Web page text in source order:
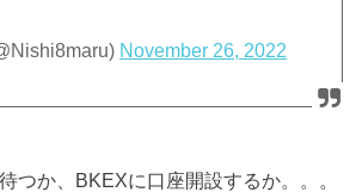
November 26, 2022
つか、BKEXに口座開設するか。。。